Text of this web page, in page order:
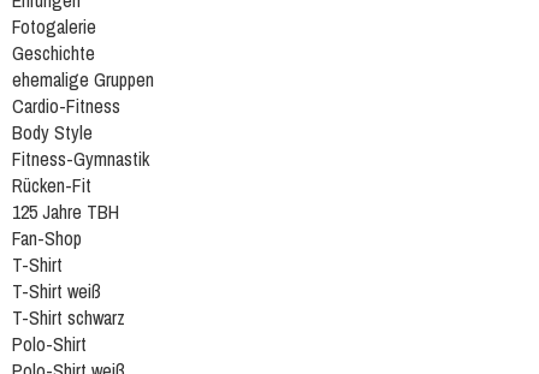
Fotogalerie
Geschichte
ehemalige Gruppen
Cardio-Fitness
Body Style
Fitness-Gymnastik
Rücken-Fit
125 Jahre TBH
Fan-Shop
T-Shirt
T-Shirt weiß
T-Shirt schwarz
Polo-Shirt